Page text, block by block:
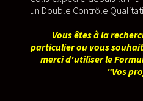
un Double Contrôle
Vous êtes à la
particulier ou vous
merci d'utiliser le
"Vos